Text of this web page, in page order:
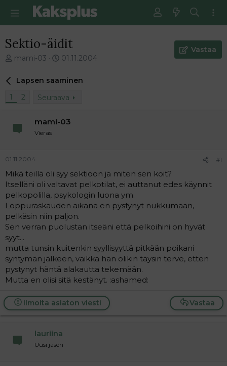
Sektio-äidit
V
e
i
e
t
n
a
l
o
t
t
a
j
a
mami-03
E
s
m
i
i
e
s
t
01.11.2004
Vastaa
Lapsen saaminen
1
2 Seuraava
mami-03
Vieras
01.11.2004 #1
Mikä teillä oli syy sektioon ja miten sen koit?
Itselläni oli valtavat pelkotilat, ei auttanut edes käynnit
pelkopolilla, psykologin luona ym.
Loppuraskauden aikana en pystynyt nukkumaan,
pelkäsin niin paljon.
Sen verran puolustan itseäni että pelkoihini on hyvät
syyt...
mutta tunsin kuitenkin syyllisyyttä pitkään poikani
syntymän jälkeen, vaikka hän olikin täysin terve, etten
pystynyt häntä alakautta tekemään.
Mutta en olisi sitä kestänyt. :ashamed:
Vastaa
Ilmoita asiaton viesti
lauriina
Uusi jäsen